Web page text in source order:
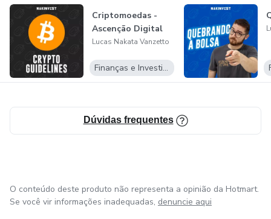
Criptomoedas -
Ascenção Digital
Lucas Nakata Vanzetto
Finanças e Investimentos
Dúvidas frequentes
O conteúdo deste produto não representa a opinião da Hotmart.
Se você vir informações inadequadas, denuncie aqui